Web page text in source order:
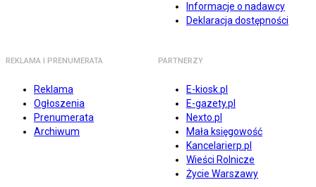
Informacje o nadawcy
Deklaracja dostępności
REKLAMA I PRENUMERATA
Reklama
Ogłoszenia
Prenumerata
Archiwum
PARTNERZY
E-kiosk.pl
E-gazety.pl
Nexto.pl
Mała księgowość
Kancelarierp.pl
Wieści Rolnicze
Życie Warszawy